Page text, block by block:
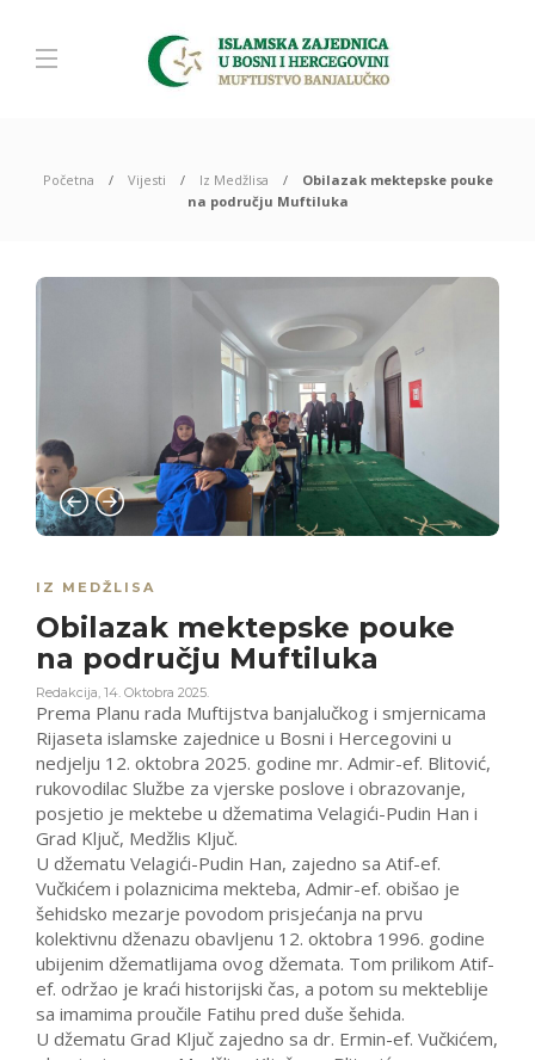
Početna Vijesti Iz Medžlisa
Obilazak mektepske pouke
na području Muftiluka
IZ MEDŽLISA
Obilazak mektepske pouke
na području Muftiluka
Redakcija, 14. Oktobra 2025.
Prema Planu rada Muftijstva banjalučkog i smjernicama
Rijaseta islamske zajednice u Bosni i Hercegovini u
nedjelju 12. oktobra 2025. godine mr. Admir-ef. Blitović,
rukovodilac Službe za vjerske poslove i obrazovanje,
posjetio je mektebe u džematima Velagići-Pudin Han i
Grad Ključ, Medžlis Ključ.
U džematu Velagići-Pudin Han, zajedno sa Atif-ef.
Vučkićem i polaznicima mekteba, Admir-ef. obišao je
šehidsko mezarje povodom prisjećanja na prvu
kolektivnu dženazu obavljenu 12. oktobra 1996. godine
ubijenim džematlijama ovog džemata. Tom prilikom Atif-
ef. održao je kraći historijski čas, a potom su mekteblije
sa imamima proučile Fatihu pred duše šehida.
U džematu Grad Ključ zajedno sa dr. Ermin-ef. Vučkićem,